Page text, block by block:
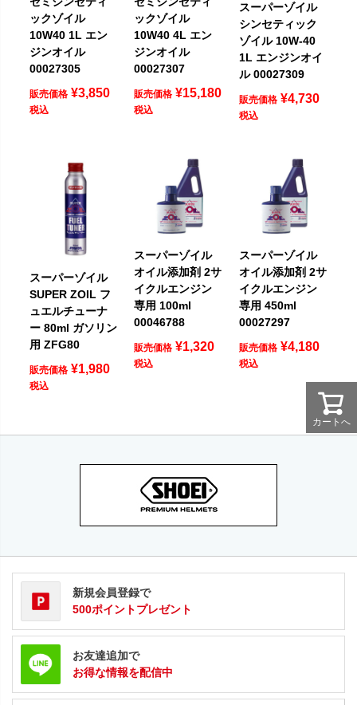
ックゾイル
10W40 1L エン
ジンオイル
00027305
販売価格 ¥3,850
税込
ックゾイル
10W40 4L エン
ジンオイル
00027307
販売価格 ¥15,180
税込
スーパーゾイル
シンセティック
ゾイル 10W-40
1L エンジンオイ
ル 00027309
販売価格 ¥4,730
税込
スーパーゾイル
SUPER ZOIL フ
ュエルチューナ
ー 80ml ガソリン
用 ZFG80
販売価格 ¥1,980
税込
スーパーゾイル
オイル添加剤 2サ
イクルエンジン
専用 100ml
00046788
販売価格 ¥1,320
税込
スーパーゾイル
オイル添加剤 2サ
イクルエンジン
専用 450ml
00027297
販売価格 ¥4,180
税込
カートへ
新規会員登録で
500ポイントプレゼント
お友達追加で
お得な情報を配信中